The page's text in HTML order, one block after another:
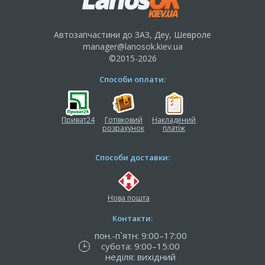
Автозапчастини до ЗАЗ, Деу, Шевроле
manager@lanosok.kiev.ua
©2015-2026
Способи оплати:
Приват24
Готівковий
розрахунок
Накладений
платіж
Способи доставки:
Нова пошта
Контакти:
пон.-п`ятн: 9:00–17:00
субота: 9:00–15:00
неділя: вихідний